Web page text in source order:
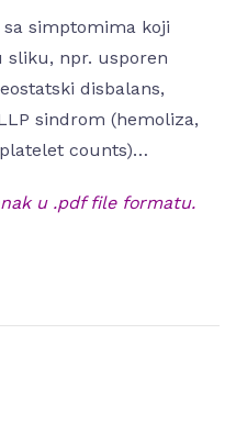
simptomima koji
npr. usporen
disbalans,
sindrom (hemoliza,
counts)…
u .pdf file formatu.